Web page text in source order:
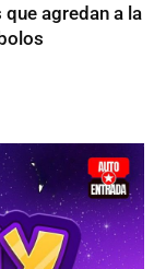
agredan a la